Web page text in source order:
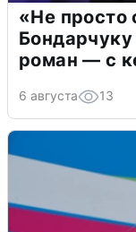
«Не просто
роман — с
6 августа 13